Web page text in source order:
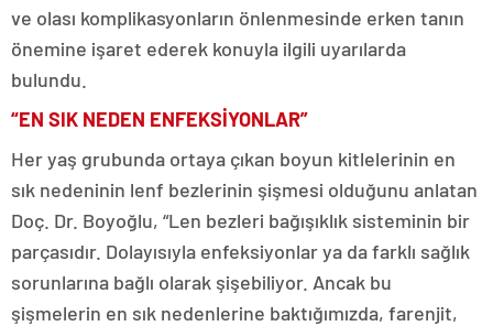
ve olası komplikasyonların önlenmesinde erken tanın
önemine işaret ederek konuyla ilgili uyarılarda
bulundu.
“EN SIK NEDEN ENFEKSİYONLAR”
Her yaş grubunda ortaya çıkan boyun kitlelerinin en
sık nedeninin lenf bezlerinin şişmesi olduğunu anlatan
Doç. Dr. Boyoğlu, “Len bezleri bağışıklık sisteminin bir
parçasıdır. Dolayısıyla enfeksiyonlar ya da farklı sağlık
sorunlarına bağlı olarak şişebiliyor. Ancak bu
şişmelerin en sık nedenlerine baktığımızda, farenjit,